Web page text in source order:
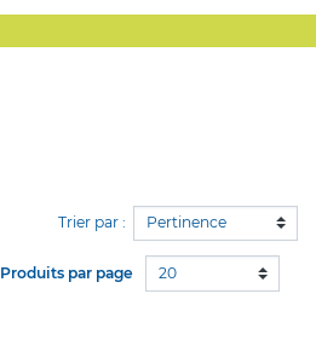
Trier par :
Produits par page 20